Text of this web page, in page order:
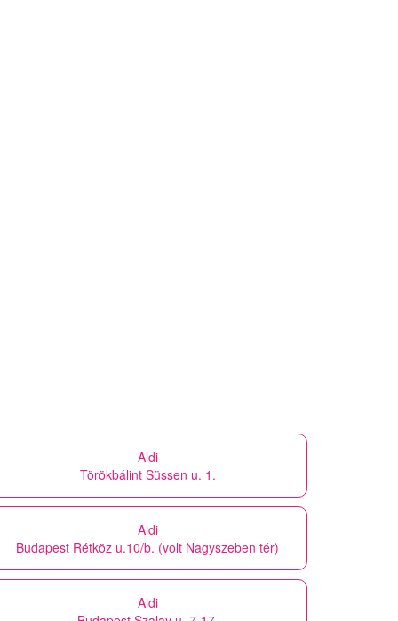
Aldi
Törökbálint Süssen u. 1.
Aldi
Budapest Rétköz u.10/b. (volt Nagyszeben tér)
Aldi